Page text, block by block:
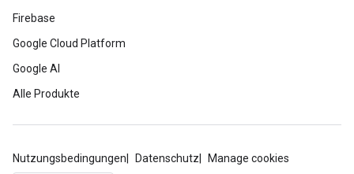
Firebase
Google Cloud Platform
Google AI
Alle Produkte
Nutzungsbedingungen Datenschutz Manage cookies